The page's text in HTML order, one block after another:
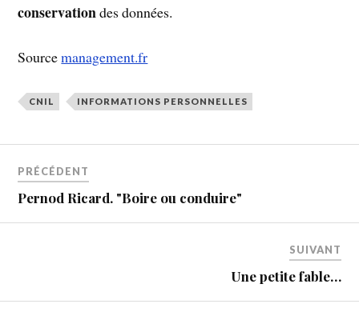
conservationdes données.
Sourcemanagement.fr
CNIL INFORMATIONS PERSONNELLES
PRÉCÉDENT
Pernod Ricard. "Boire ou conduire"
SUIVANT
Une petite fable…